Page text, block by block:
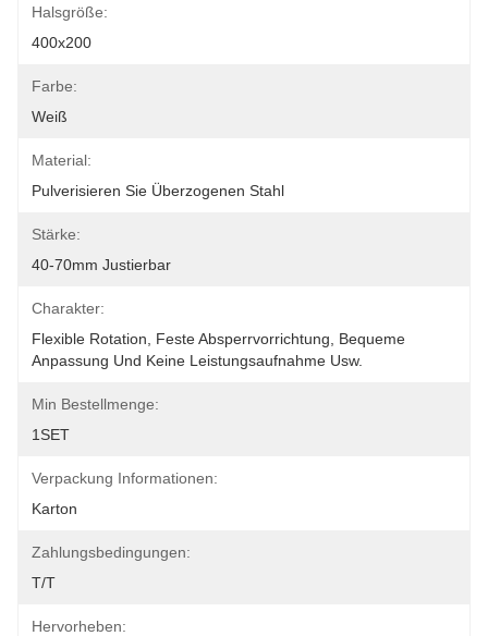
Halsgröße:
400x200
Farbe:
Weiß
Material:
Pulverisieren Sie Überzogenen Stahl
Stärke:
40-70mm Justierbar
Charakter:
Flexible Rotation, Feste Absperrvorrichtung, Bequeme
Anpassung Und Keine Leistungsaufnahme Usw.
Min Bestellmenge:
1SET
Verpackung Informationen:
Karton
Zahlungsbedingungen:
T/T
Hervorheben: